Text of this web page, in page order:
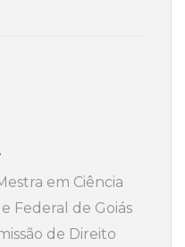
em Ciência
Federal de Goiás
de Direito